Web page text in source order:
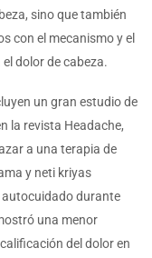
sino que también
con el mecanismo y el
dolor de cabeza.
un gran estudio de
la revista Headache,
a una terapia de
y neti kriyas
autocuidado durante
una menor
del dolor en